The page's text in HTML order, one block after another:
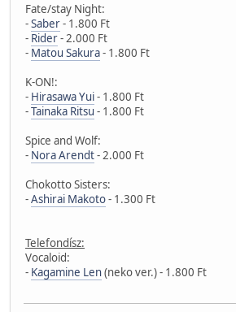
Fate/stay Night:
-Saber- 1.800 Ft
- Rider- 2.000 Ft
- Matou Sakura- 1.800 Ft
K-ON!:
- Hirasawa Yui- 1.800 Ft
-Tainaka Ritsu - 1.800 Ft
Spice and Wolf:
- Nora Arendt- 2.000 Ft
Chokotto Sisters:
-Ashirai Makoto- 1.300 Ft
Telefondísz:
Vocaloid:
- Kagamine Len(neko ver.) - 1.800 Ft